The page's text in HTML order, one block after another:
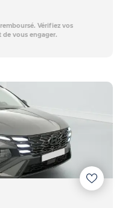
Vérifiez vos
de vous engager.